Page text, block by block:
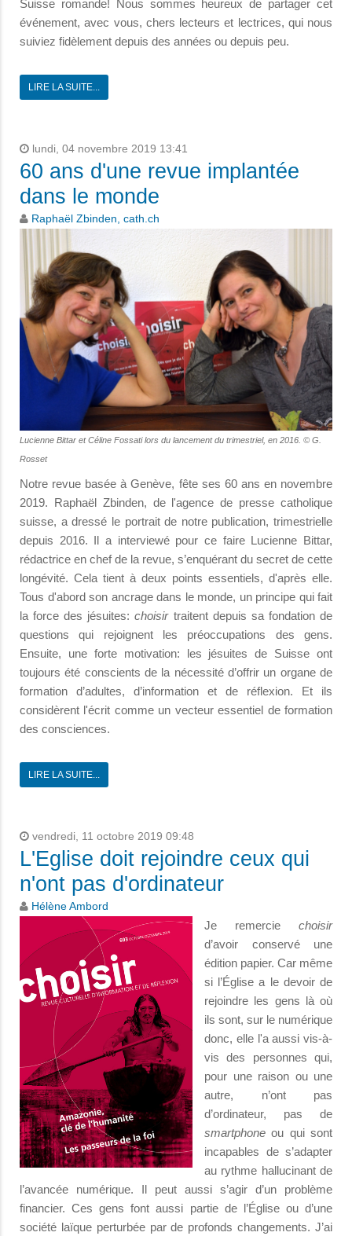
Suisse romande! Nous sommes heureux de partager cet
événement, avec vous, chers lecteurs et lectrices, qui nous
suiviez fidèlement depuis des années ou depuis peu.
LIRE LA SUITE...
lundi, 04 novembre 2019 13:41
60 ans d'une revue implantée
dans le monde
Raphaël Zbinden, cath.ch
Lucienne Bittar et Céline Fossati lors du lancement du trimestriel, en 2016. © G.
Rosset
Notre revue basée à Genève, fête ses 60 ans en novembre
2019. Raphaël Zbinden, de l'agence de presse catholique
suisse, a dressé le portrait de notre publication, trimestrielle
depuis 2016. Il a interviewé pour ce faire Lucienne Bittar,
rédactrice en chef de la revue, s’enquérant du secret de cette
longévité. Cela tient à deux points essentiels, d'après elle.
Tous d'abord son ancrage dans le monde, un principe qui fait
la force des jésuites:choisirtraitent depuis sa fondation de
questions qui rejoignent les préoccupations des gens.
Ensuite, une forte motivation: les jésuites de Suisse ont
toujours été conscients de la nécessité d’offrir un organe de
formation d’adultes, d’information et de réflexion. Et ils
considèrent l'écrit comme un vecteur essentiel de formation
des consciences.
LIRE LA SUITE...
vendredi, 11 octobre 2019 09:48
L'Eglise doit rejoindre ceux qui
n'ont pas d'ordinateur
Hélène Ambord
Je remercie choisir
d’avoir conservé une
édition papier. Car même
si l’Église a le devoir de
rejoindre les gens là où
ils sont, sur le numérique
donc, elle l'a aussi vis-à-
vis des personnes qui,
pour une raison ou une
autre, n’ont pas
d’ordinateur, pas de
smartphone ou qui sont
incapables de s’adapter
au rythme hallucinant de
l’avancée numérique. Il peut aussi s’agir d’un problème
financier. Ces gens font aussi partie de l’Église ou d’une
société laïque perturbée par de profonds changements. J’ai